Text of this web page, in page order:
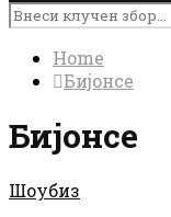
Search
for:
Home
Бијонсе
Бијонсе
Шоубиз